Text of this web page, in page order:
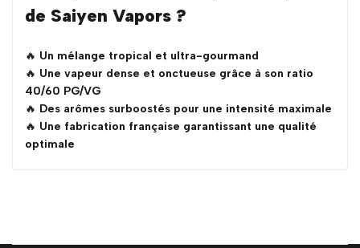
de Saiyen Vapors ?
🔥 Un mélange tropical et ultra-gourmand
🔥 Une vapeur dense et onctueuse grâce à son ratio
40/60 PG/VG
🔥 Des arômes surboostés pour une intensité maximale
🔥 Une fabrication française garantissant une qualité
optimale